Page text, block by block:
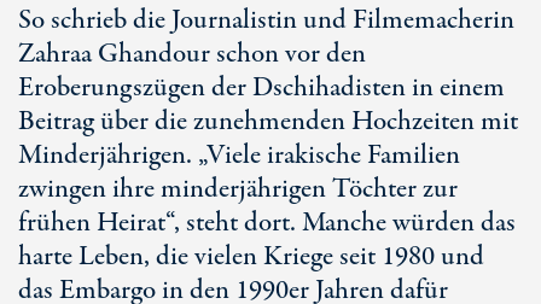
So schrieb die Journalistin und Filmemacherin
Zahraa Ghandour schon vor den
Eroberungszügen der Dschihadisten in einem
Beitrag über die zunehmenden Hochzeiten mit
Minderjährigen. „Viele irakische Familien
zwingen ihre minderjährigen Töchter zur
frühen Heirat“, steht dort. Manche würden das
harte Leben, die vielen Kriege seit 1980 und
das Embargo in den 1990er Jahren dafür